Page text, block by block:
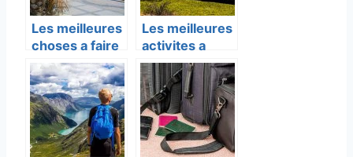
Les meilleures
choses a faire
et a visiter en
Sitia Crete.
Les meilleures
activites a
faire en
Ardeche